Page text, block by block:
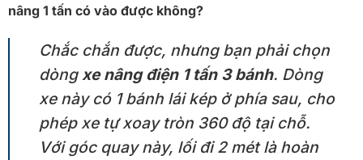
nâng 1 tấn có vào được không?
Chắc chắn được, nhưng bạn phải chọn
dòngxe nâng điện 1 tấn 3 bánh. Dòng
xe này có 1 bánh lái kép ở phía sau, cho
phép xe tự xoay tròn 360 độ tại chỗ.
Với góc quay này, lối đi 2 mét là hoàn